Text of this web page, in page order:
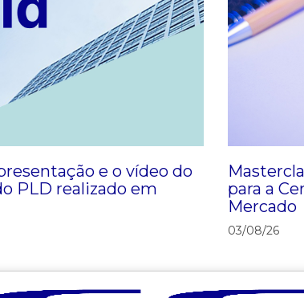
e o vídeo do
PLD realizado em
para a
Mercado
03/08/26